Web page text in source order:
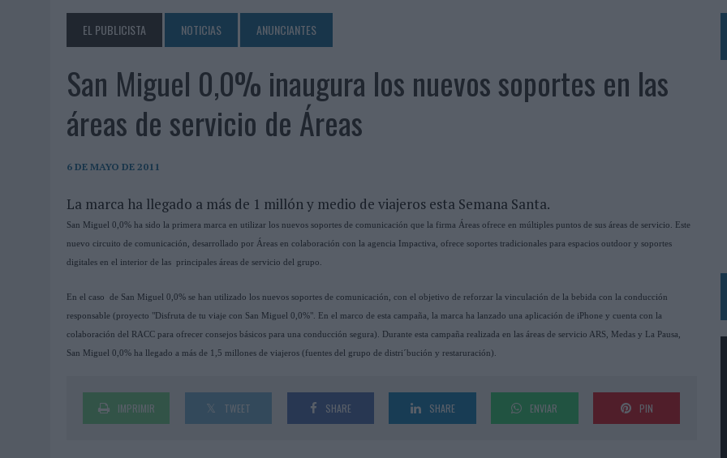
06/08/2026 | EL USO DE LA IA GENERATIVA ALCANZA YA AL 62% DE LOS ESPAÑOLES
06/08/2026 |
SYSTEM1 NOMBRA A KIMBERLY BASTONI COMO NUEVA DIRECTORA COMERCIAL GLOBAL
06/08/2026 | FRIGO Y UNIQLO LANZAN UNA COLECCIÓN PERSONALIZABLE INSPIRADA EN CORNETTO, CALIPPO Y SOLERO
06/08/2026
LA IA ESTÁ SUBIENDO EL LISTÓN DE LA CREATIVIDAD
05/08/2026 | LOPESAN HOTELS & RESORTS ACERCA EL PARAÍSO CANARIO EN SU ÚLTIMA CAMPAÑA INTERNACIONAL
05/08/2026
LUIS ARQUILLOS (BURGO DE ARIAS): “LA CONSTRUCCIÓN DE MARCA A LARGO PLAZO Y LA MEDICIÓN SON DOS CARAS DE LA MISMA
MONEDA”
04/08/2026 | ‘LA ÚNICA CERVEZA DEL MUNDO QUE SE DISFRUTA DOS VECES’, DE INUSUALY PARA CERVEZA CAPAZ
04/08/2026 | ‘EL FÚTBOL SIN LAS PERSONAS’, DE DENTSU CREATIVE PARA ORANGE
04/08/2026 | BABARIA Y MAXIBON SON ‘EL MATCH PERFECTO DEL VERANO’
04/08/2026 | AUDIBLE REIVINDICA EL PODER TRANSFORMADOR DEL AUDIO EN SU NUEVA CAMPAÑA GLOBAL DE MARCA
EL PUBLICISTA NOTICIAS ANUNCIANTES
San Miguel 0,0% inaugura los nuevos soportes en las
áreas de servicio de Áreas
6 DE MAYO DE 2011
La marca ha llegado a más de 1 millón y medio de viajeros esta Semana Santa.
San Miguel 0,0% ha sido la primera marca en utilizar los nuevos soportes de comunicación que la firma Áreas ofrece en múltiples puntos de sus áreas de servicio. Este
nuevo circuito de comunicación, desarrollado por Áreas en colaboración con la agencia Impactiva, ofrece soportes tradicionales para espacios outdoor y soportes
digitales en el interior de las principales áreas de servicio del grupo.
En el caso de San Miguel 0,0% se han utilizado los nuevos soportes de comunicación, con el objetivo de reforzar la vinculación de la bebida con la conducción
responsable (proyecto "Disfruta de tu viaje con San Miguel 0,0%". En el marco de esta campaña, la marca ha lanzado una aplicación de iPhone y cuenta con la
colaboración del RACC para ofrecer consejos básicos para una conducción segura). Durante esta campaña realizada en las áreas de servicio ARS, Medas y La Pausa,
San Miguel 0,0% ha llegado a más de 1,5 millones de viajeros (fuentes del grupo de distri´bución y restaruración).
IMPRIMIR TWEET SHARE SHARE ENVIAR PIN